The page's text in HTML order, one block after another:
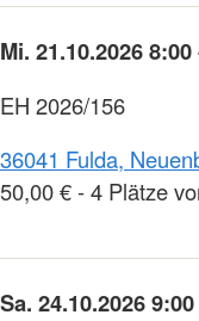
Mi. 21.10.2026
EH 2026/156
36041 Fulda,
50,00 € - 4 Plätze
Sa. 24.10.2026